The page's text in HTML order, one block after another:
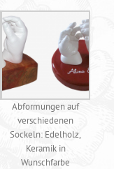
Abformungen auf
verschiedenen
Sockeln: Edelholz,
Keramik in
Wunschfarbe